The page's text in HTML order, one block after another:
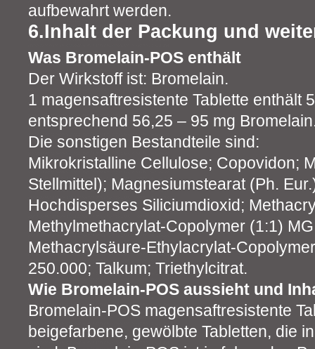
aufbewahrt werden.
6.Inhalt der Packung und
Was Bromelain-POS enthält
Der Wirkstoff ist: Bromelain.
1 magensaftresistente Tablette enthält
entsprechend 56,25 – 95 mg
Die sonstigen Bestandteile sind:
Mikrokristalline Cellulose; Copovidon;
Stellmittel); Magnesiumstearat (Ph.
Hochdisperses Siliciumdioxid;
Methylmethacrylat-Copolymer (1:1)
Methacrylsäure-Ethylacrylat-
250.000; Talkum; Triethylcitrat.
Wie Bromelain-POS aussieht und
Bromelain-POS magensaftresistente
beigefarbene, gewölbte Tabletten, die